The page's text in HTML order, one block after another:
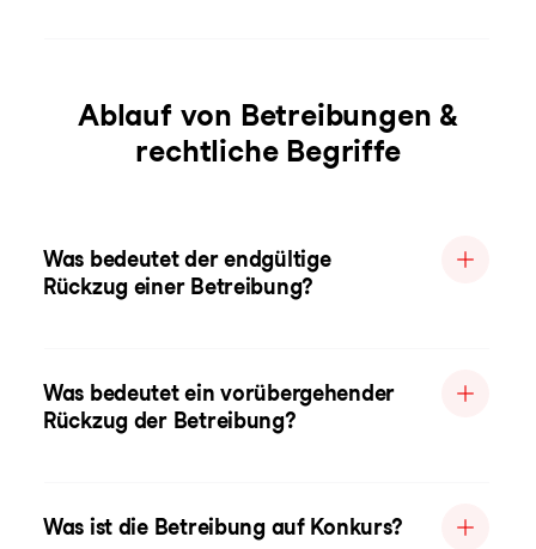
Ablauf von Betreibungen &
rechtliche Begriffe
Was bedeutet der endgültige
Rückzug einer Betreibung?
Was bedeutet ein vorübergehender
Rückzug der Betreibung?
Was ist die Betreibung auf Konkurs?